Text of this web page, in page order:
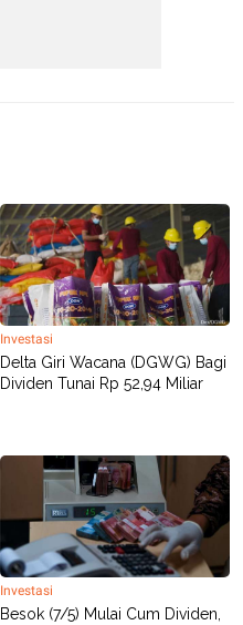
Investasi
Delta Giri Wacana (DGWG) Bagi
Dividen Tunai Rp 52,94 Miliar
Investasi
Besok (7/5) Mulai Cum Dividen,